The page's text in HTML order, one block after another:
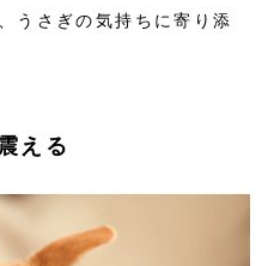
うさぎの気持ちに寄り添
える